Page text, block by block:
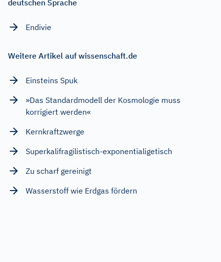
deutschen Sprache
Endivie
Weitere Artikel auf wissenschaft.de
Einsteins Spuk
»Das Standardmodell der Kosmologie muss
korrigiert werden«
Kernkraftzwerge
Superkalifragilistisch-exponentialigetisch
Zu scharf gereinigt
Wasserstoff wie Erdgas fördern